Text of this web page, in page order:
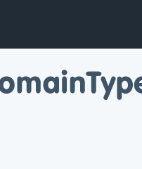
Name Generator